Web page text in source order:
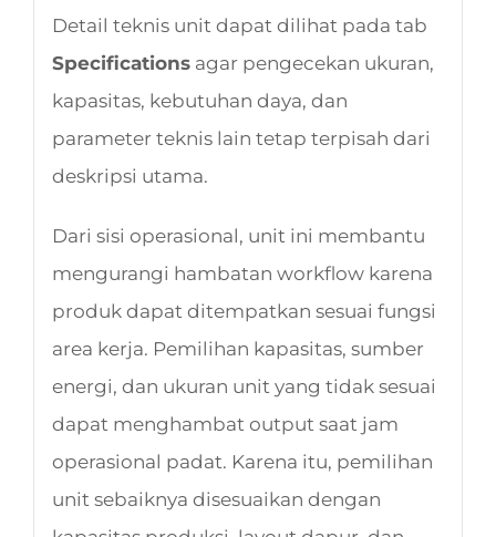
Detail teknis unit dapat dilihat pada tab
Specificationsagar pengecekan ukuran,
kapasitas, kebutuhan daya, dan
parameter teknis lain tetap terpisah dari
deskripsi utama.
Dari sisi operasional, unit ini membantu
mengurangi hambatan workflow karena
produk dapat ditempatkan sesuai fungsi
area kerja. Pemilihan kapasitas, sumber
energi, dan ukuran unit yang tidak sesuai
dapat menghambat output saat jam
operasional padat. Karena itu, pemilihan
unit sebaiknya disesuaikan dengan